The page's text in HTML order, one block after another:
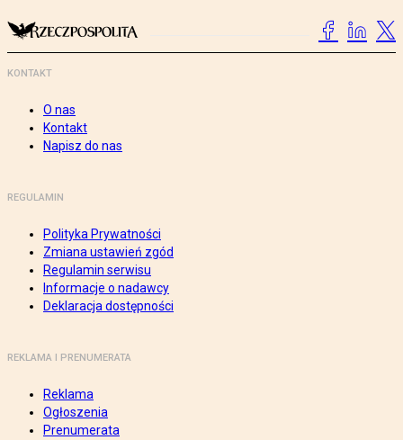
KONTAKT
O nas
Kontakt
Napisz do nas
REGULAMIN
Polityka Prywatności
Zmiana ustawień zgód
Regulamin serwisu
Informacje o nadawcy
Deklaracja dostępności
REKLAMA I PRENUMERATA
Reklama
Ogłoszenia
Prenumerata